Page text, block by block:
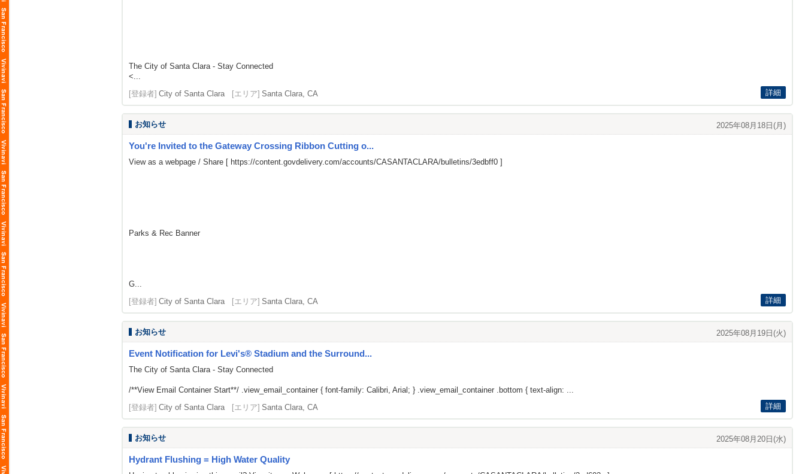
The City of Santa Clara - Stay Connected
<...
[登録者] City of Santa Clara [エリア] Santa Clara, CA 詳細
お知らせ 2025年08月18日(月)
You're Invited to the Gateway Crossing Ribbon Cutting o...
View as a webpage / Share [ https://content.govdelivery.com/accounts/CASANTACLARA/bulletins/3edbff0 ]
Parks & Rec Banner
G...
[登録者] City of Santa Clara [エリア] Santa Clara, CA 詳細
お知らせ 2025年08月19日(火)
Event Notification for Levi's® Stadium and the Surround...
The City of Santa Clara - Stay Connected
/**View Email Container Start**/ .view_email_container { font-family: Calibri, Arial; } .view_email_container .bottom { text-align: ...
[登録者] City of Santa Clara [エリア] Santa Clara, CA 詳細
お知らせ 2025年08月20日(水)
Hydrant Flushing = High Water Quality